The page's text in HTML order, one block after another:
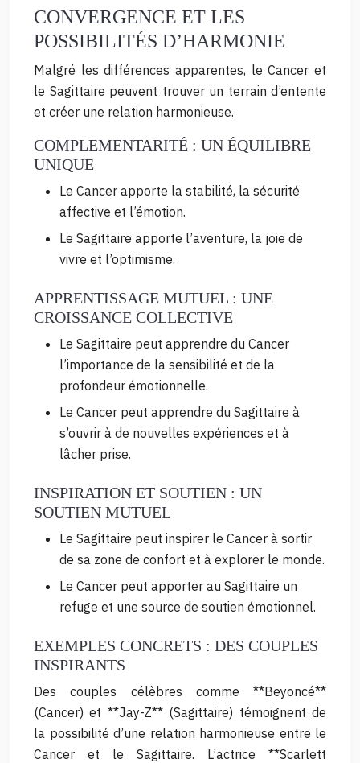
CONVERGENCE ET LES
POSSIBILITÉS D’HARMONIE
Malgré les différences apparentes, le Cancer et
le Sagittaire peuvent trouver un terrain d’entente
et créer une relation harmonieuse.
COMPLEMENTARITÉ : UN ÉQUILIBRE
UNIQUE
Le Cancer apporte la stabilité, la sécurité
affective et l’émotion.
Le Sagittaire apporte l’aventure, la joie de
vivre et l’optimisme.
APPRENTISSAGE MUTUEL : UNE
CROISSANCE COLLECTIVE
Le Sagittaire peut apprendre du Cancer
l’importance de la sensibilité et de la
profondeur émotionnelle.
Le Cancer peut apprendre du Sagittaire à
s’ouvrir à de nouvelles expériences et à
lâcher prise.
INSPIRATION ET SOUTIEN : UN
SOUTIEN MUTUEL
Le Sagittaire peut inspirer le Cancer à sortir
de sa zone de confort et à explorer le monde.
Le Cancer peut apporter au Sagittaire un
refuge et une source de soutien émotionnel.
EXEMPLES CONCRETS : DES COUPLES
INSPIRANTS
Des couples célèbres comme **Beyoncé**
(Cancer) et **Jay-Z** (Sagittaire) témoignent de
la possibilité d’une relation harmonieuse entre le
Cancer et le Sagittaire. L’actrice **Scarlett